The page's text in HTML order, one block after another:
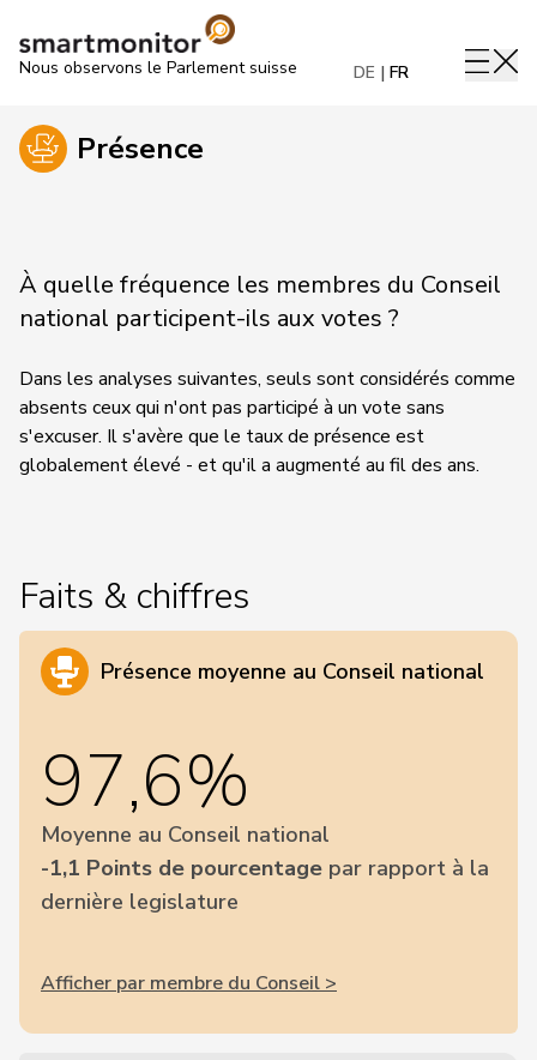
Nous observons le Parlement suisse DE FR
Présence
À quelle fréquence les membres du Conseil
national participent-ils aux votes ?
Dans les analyses suivantes, seuls sont considérés comme
absents ceux qui n'ont pas participé à un vote sans
s'excuser. Il s'avère que le taux de présence est
globalement élevé - et qu'il a augmenté au fil des ans.
Faits & chiffres
Présence moyenne au Conseil national
97,6%
Moyenne au Conseil national
-1,1 Points de pourcentage par rapport à la
dernière legislature
Afficher par membre du Conseil >